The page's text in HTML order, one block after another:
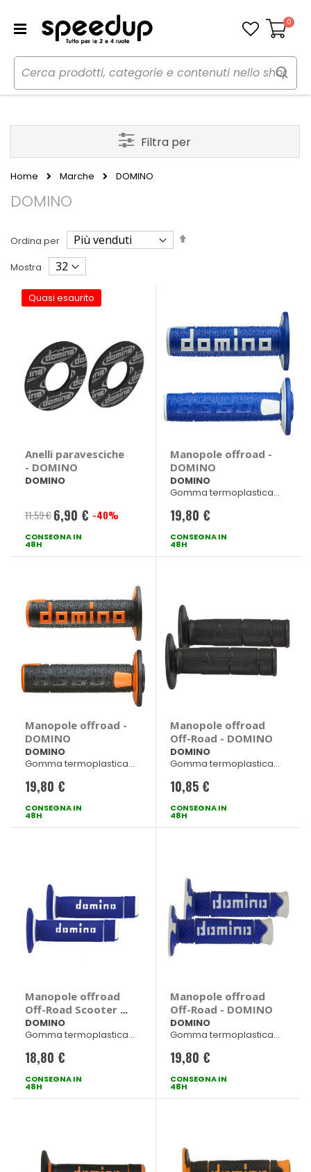
Carrello
0
Home Marche DOMINO
DOMINO
Ordina per
Imposta
Mostra
Quasi esaurito
Anelli paravesciche
- DOMINO
DOMINO
11,59 € Prezzo
speciale
6,90 € -40%
CONSEGNA IN
48H
Manopole offroad -
DOMINO
DOMINO
Gomma termoplastica
Blu/bianco dx 120mm sx
123mm
19,80 €
CONSEGNA IN
48H
Manopole offroad -
DOMINO
DOMINO
Gomma termoplastica
Nero/arancio dx 120mm
sx 123mm
19,80 €
CONSEGNA IN
48H
Manopole offroad
Off-Road - DOMINO
DOMINO
Gomma termoplastica
sx
10,85 €
CONSEGNA IN
48H
Manopole offroad
Off-Road Scooter -
DOMINO
DOMINO
Gomma termoplastica
Blu/Bianco 120mm dx -
123mm sx
18,80 €
CONSEGNA IN
48H
Manopole offroad
Off-Road - DOMINO
DOMINO
Gomma termoplastica
Blu/Bianco 120 mm
19,80 €
CONSEGNA IN
48H
Filtra per